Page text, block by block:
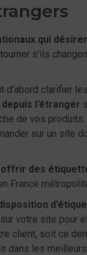
qui
s’ils
clarifier
l’étranger
de vos
sur un site
offrir des
France
votre site pour
soit ce
dans les